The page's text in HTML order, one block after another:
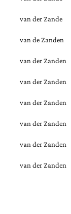
van der Zande
van de Zanden
van der Zanden
van der Zanden
van der Zanden
van der Zanden
van der Zanden
van der Zanden